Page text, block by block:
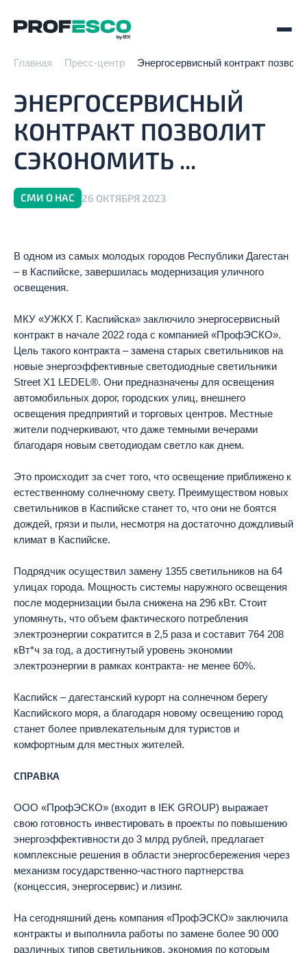
Главная Пресс-центр Энергосервисный контракт
ЭНЕРГОСЕРВИСНЫЙ
КОНТРАКТ ПОЗВОЛИТ
СЭКОНОМИТЬ ...
СМИ О НАС 26 ОКТЯБРЯ 2023
В одном из самых молодых городов Республики Дагестан
– в Каспийске, завершилась модернизация уличного
освещения.
МКУ «УЖКХ Г. Каспийска» заключило энергосервисный
контракт в начале 2022 года с компанией «ПрофЭСКО».
Цель такого контракта – замена старых светильников на
новые энергоэффективные светодиодные светильники
Street X1 LEDEL®. Они предназначены для освещения
автомобильных дорог, городских улиц, внешнего
освещения предприятий и торговых центров. Местные
жители подчеркивают, что даже темными вечерами
благодаря новым светодиодам светло как днем.
Это происходит за счет того, что освещение приближено к
естественному солнечному свету. Преимуществом новых
светильников в Каспийске станет то, что они не боятся
дождей, грязи и пыли, несмотря на достаточно дождливый
климат в Каспийске.
Подрядчик осуществил замену 1355 светильников на 64
улицах города. Мощность системы наружного освещения
после модернизации была снижена на 296 кВт. Стоит
упомянуть, что объем фактического потребления
электроэнергии сократится в 2,5 раза и составит 764 208
кВт*ч за год, а достигнутый уровень экономии
электроэнергии в рамках контракта- не менее 60%.
Каспийск – дагестанский курорт на солнечном берегу
Каспийского моря, а благодаря новому освещению город
станет более привлекательным для туристов и
комфортным для местных жителей.
СПРАВКА
ООО «ПрофЭСКО» (входит в IEK GROUP) выражает
свою готовность инвестировать в проекты по повышению
энергоэффективности до 3 млрд рублей, предлагает
комплексные решения в области энергосбережения через
механизм государственно-частного партнерства
(концессия, энергосервис) и лизинг.
На сегодняшний день компания «ПрофЭСКО» заключила
контракты и выполнила работы по замене более 90 000
различных типов светильников, экономия по которым